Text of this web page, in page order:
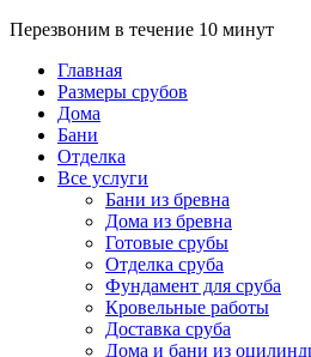
Перезвоним в течение 10 минут
Главная
Размеры срубов
Дома
Бани
Отделка
Все услуги
Бани из бревна
Дома из бревна
Готовые срубы
Отделка сруба
Фундамент для сруба
Кровельные работы
Доставка сруба
Дома и бани из